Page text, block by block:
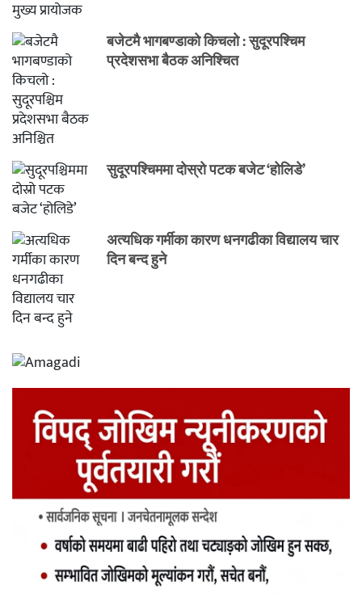
बजेटमै भागबण्डाको किचलो : सुदूरपश्चिम
प्रदेशसभा बैठक अनिश्चित
सुदूरपश्चिममा दोस्रो पटक बजेट ‘होलिडे’
अत्यधिक गर्मीका कारण धनगढीका विद्यालय चार
दिन बन्द हुने